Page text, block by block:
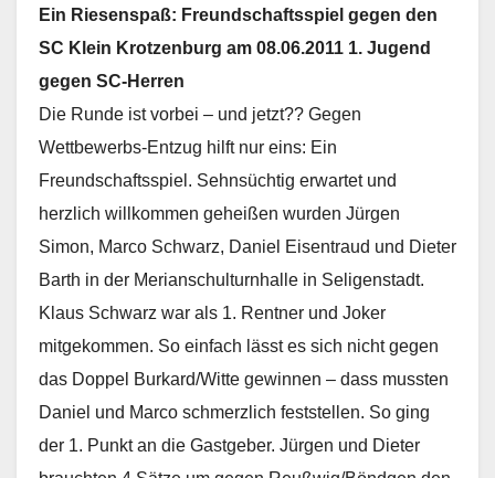
Ein Riesenspaß: Freundschaftsspiel gegen den
SC Klein Krotzenburg am 08.06.2011 1. Jugend
gegen SC-Herren
Die Runde ist vorbei – und jetzt?? Gegen
Wettbewerbs-Entzug hilft nur eins: Ein
Freundschaftsspiel. Sehnsüchtig erwartet und
herzlich willkommen geheißen wurden Jürgen
Simon, Marco Schwarz, Daniel Eisentraud und Dieter
Barth in der Merianschulturnhalle in Seligenstadt.
Klaus Schwarz war als 1. Rentner und Joker
mitgekommen. So einfach lässt es sich nicht gegen
das Doppel Burkard/Witte gewinnen – dass mussten
Daniel und Marco schmerzlich feststellen. So ging
der 1. Punkt an die Gastgeber. Jürgen und Dieter